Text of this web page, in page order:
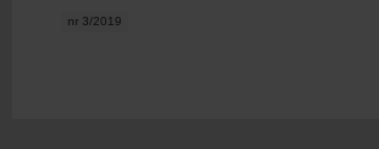
nr 3/2019